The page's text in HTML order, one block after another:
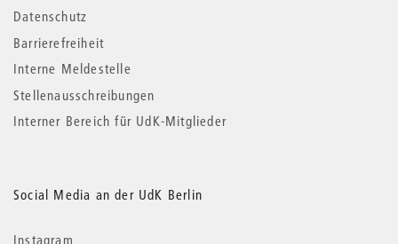
Datenschutz
Barrierefreiheit
Interne Meldestelle
Stellenausschreibungen
Interner Bereich für UdK-Mitglieder
Social Media an der UdK Berlin
Instagram